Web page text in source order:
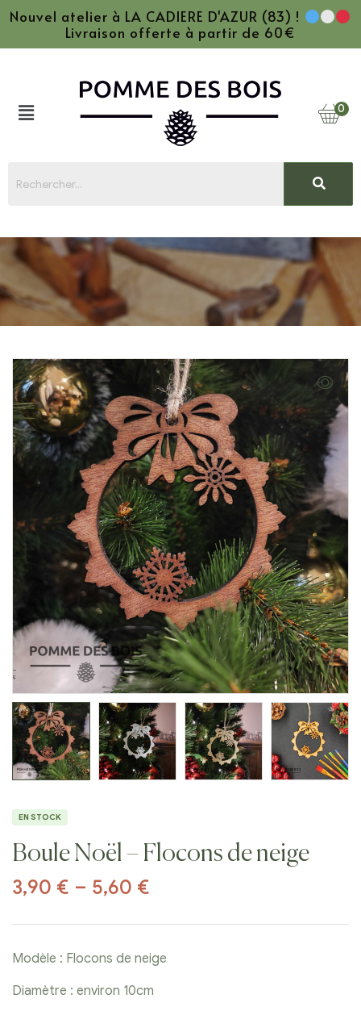
Nouvel atelier à LA CADIERE D'AZUR (83) !
Livraison offerte à partir de 60€
0
EN STOCK
Boule Noël – Flocons de neige
3,90 € – 5,60 €
Modèle : Flocons de neige
Diamètre : environ 10cm